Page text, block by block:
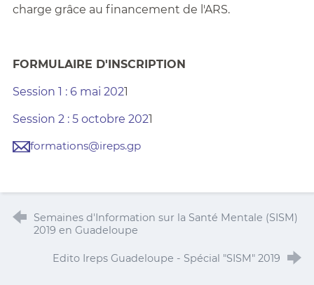
charge grâce au financement de l'ARS.
FORMULAIRE D'INSCRIPTION
Session 1 : 6 mai 2021
Session 2 : 5 octobre 2021
formations@ireps.gp
Semaines d'Information sur la Santé Mentale (SISM)
2019 en Guadeloupe
Edito Ireps Guadeloupe - Spécial "SISM" 2019